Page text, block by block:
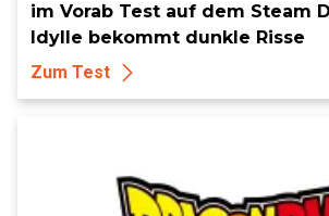
im Vorab Test auf dem Steam
Idylle bekommt dunkle Risse
Zum Test